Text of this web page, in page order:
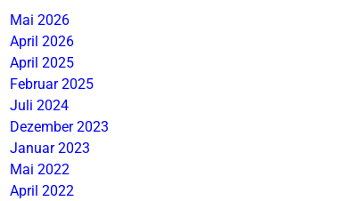
Mai 2026
April 2026
April 2025
Februar 2025
Juli 2024
Dezember 2023
Januar 2023
Mai 2022
April 2022